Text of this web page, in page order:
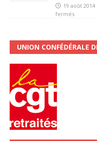
19 août 2014
fermés
UNION CONFÉDÉRALE